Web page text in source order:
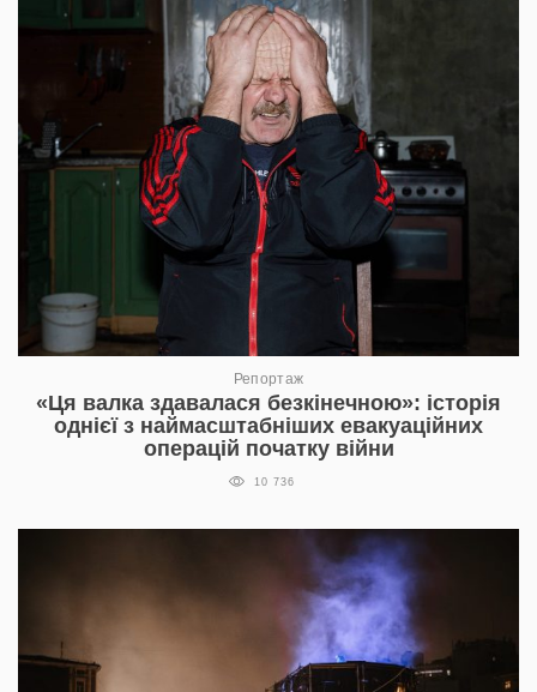
Репортаж
«Ця валка здавалася безкінечною»: історія
однієї з наймасштабніших евакуаційних
операцій початку війни
10 736